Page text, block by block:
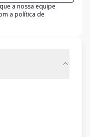
a nossa equipe
a política de